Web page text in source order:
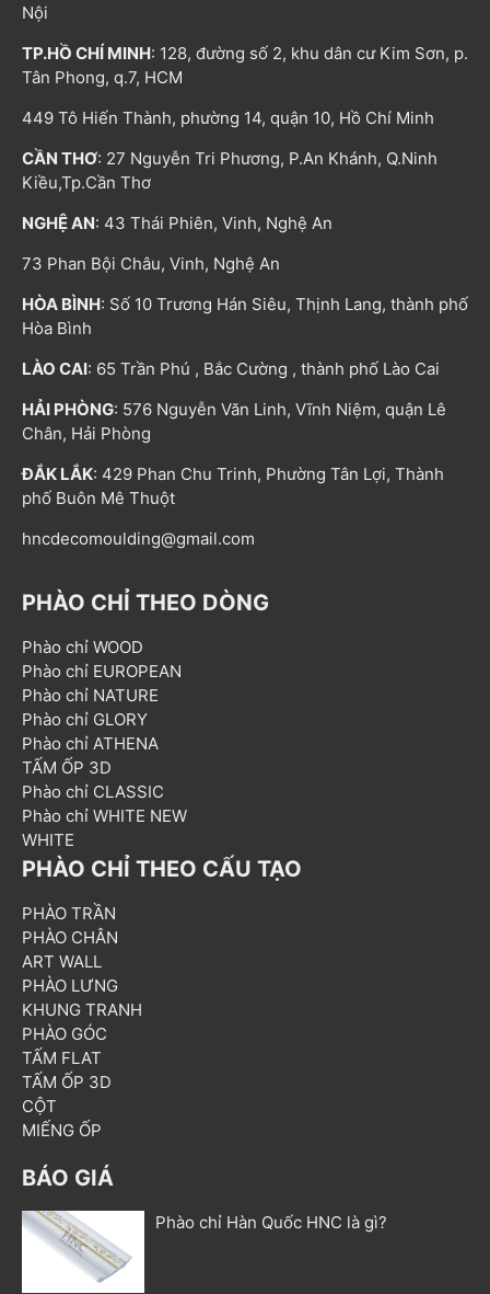
Nội
TP.HỒ CHÍ MINH: 128, đường số 2, khu dân cư Kim Sơn, p.
Tân Phong, q.7, HCM
449 Tô Hiến Thành, phường 14, quận 10, Hồ Chí Minh
CẦN THƠ: 27 Nguyễn Tri Phương, P.An Khánh, Q.Ninh
Kiều,Tp.Cần Thơ
NGHỆ AN: 43 Thái Phiên, Vinh, Nghệ An
73 Phan Bội Châu, Vinh, Nghệ An
HÒA BÌNH: Số 10 Trương Hán Siêu, Thịnh Lang, thành phố
Hòa Bình
LÀO CAI: 65 Trần Phú , Bắc Cường , thành phố Lào Cai
HẢI PHÒNG: 576 Nguyễn Văn Linh, Vĩnh Niệm, quận Lê
Chân, Hải Phòng
ĐẮK LẮK: 429 Phan Chu Trinh, Phường Tân Lợi, Thành
phố Buôn Mê Thuột
hncdecomoulding@gmail.com
PHÀO CHỈ THEO DÒNG
Phào chỉ WOOD
Phào chỉ EUROPEAN
Phào chỉ NATURE
Phào chỉ GLORY
Phào chỉ ATHENA
TẤM ỐP 3D
Phào chỉ CLASSIC
Phào chỉ WHITE NEW
WHITE
PHÀO CHỈ THEO CẤU TẠO
PHÀO TRẦN
PHÀO CHÂN
ART WALL
PHÀO LƯNG
KHUNG TRANH
PHÀO GÓC
TẤM FLAT
TẤM ỐP 3D
CỘT
MIẾNG ỐP
BÁO GIÁ
Phào chỉ Hàn Quốc HNC là gì?